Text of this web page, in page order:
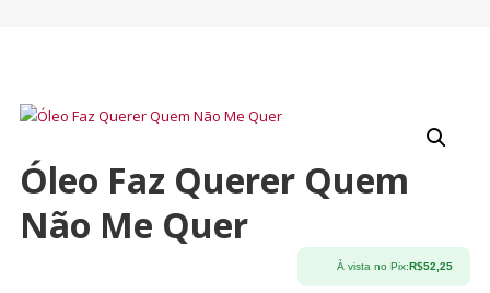
Óleo Faz Querer Quem
Não Me Quer
À vista no Pix:R$52,25